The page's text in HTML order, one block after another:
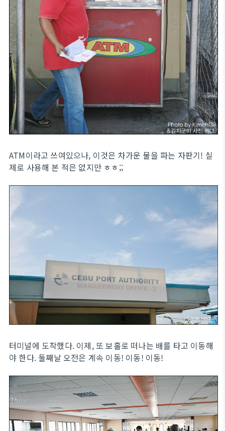
ATM이라고 쓰여있으나, 이것은 차가운 물을 파는 자판기! 실
제로 사용해 본 적은 없지만 ㅎㅎ;;
터미널에 도착했다. 이제, 또 보홀로 떠나는 배를 타고 이동해
야 한다. 둘째날 오전은 계속 이동! 이동! 이동!